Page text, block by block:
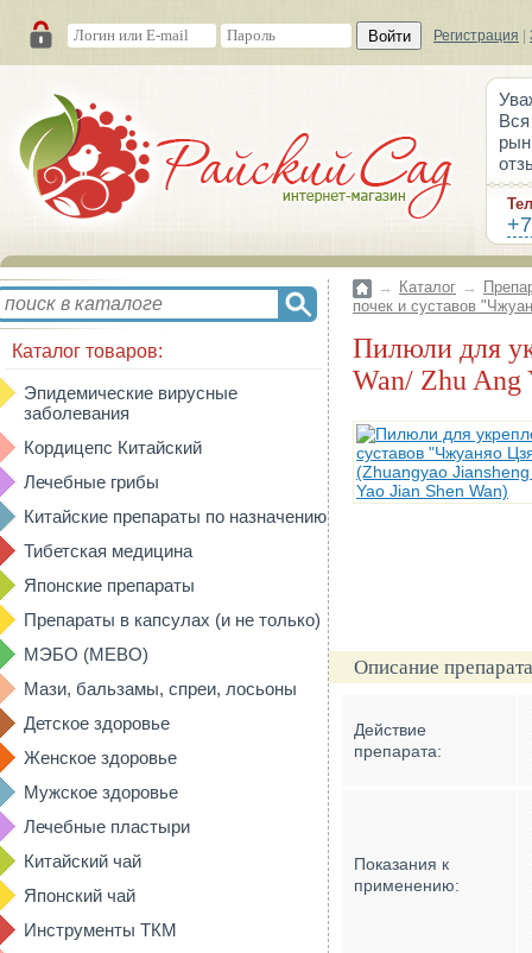
Войти Регистрация
Каталог товаров:
Эпидемические вирусные
заболевания
Кордицепс Китайский
Лечебные грибы
Китайские препараты по назначению
Тибетская медицина
Японские препараты
Препараты в капсулах (и не только)
МЭБО (MEBO)
Мази, бальзамы, спреи, лосьоны
Детское здоровье
Женское здоровье
Мужское здоровье
Лечебные пластыри
Китайский чай
Японский чай
Инструменты ТКМ
→ Каталог →
почек и суставов
Пилюли для укрепления почек и суставов "Чжуаняо Цзяншэн"(Zhuangyao Jiansheng
Wan/ Zhu Ang
Описание
Действие
препарата:
Показания к
применению: